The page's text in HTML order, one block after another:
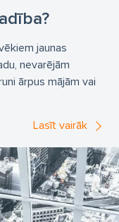
jaunas
nevarējām
ārpus mājām vai
Lasīt vairāk